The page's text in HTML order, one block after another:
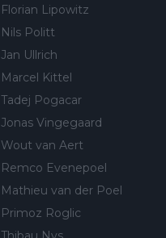
Florian Lipowitz
Nils Politt
Jan Ullrich
Marcel Kittel
Tadej Pogacar
Jonas Vingegaard
Wout van Aert
Remco Evenepoel
Mathieu van der Poel
Primoz Roglic